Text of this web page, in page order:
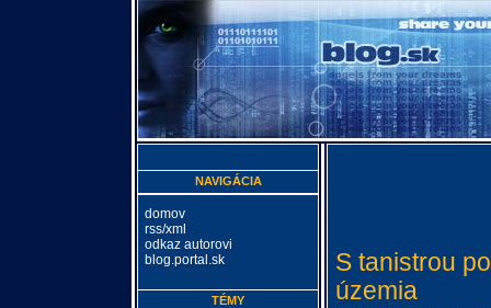
S tanistrou
územia
NAVIGÁCIA
domov
rss/xml
odkaz autorovi
blog.portal.sk
TÉMY